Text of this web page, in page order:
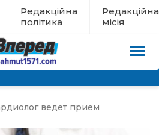
Редакційна
політика
Редакційна
місія
ведет прием